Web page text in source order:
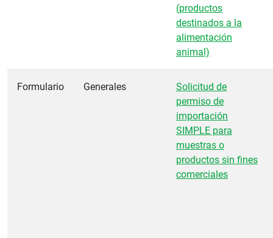
(productos
destinados a la
alimentación
animal)
Formulario Generales
Solicitud de
permiso de
importación
SIMPLE para
muestras o
productos sin fines
comerciales